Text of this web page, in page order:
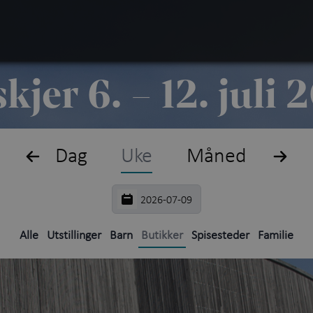
Hva
Om
6. – 12. juli
Dag Uke Måned
Alle Utstillinger Barn Butikker Spisesteder Familie